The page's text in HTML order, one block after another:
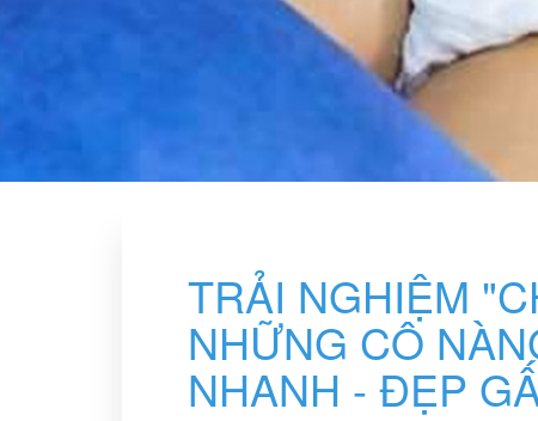
TRẢI NGHIỆM
NHỮNG CÔ
NHANH - ĐẸP